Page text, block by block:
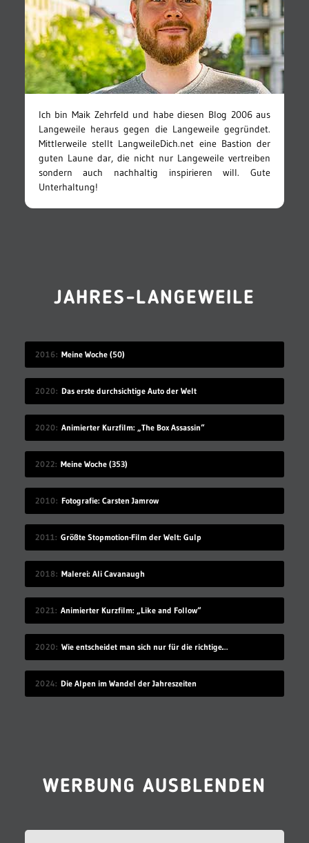
Ich bin Maik Zehrfeld und habe diesen Blog 2006 aus
Langeweile heraus gegen die Langeweile gegründet.
Mittlerweile stellt LangweileDich.net eine Bastion der
guten Laune dar, die nicht nur Langeweile vertreiben
sondern auch nachhaltig inspirieren will. Gute
Unterhaltung!
JAHRES-LANGEWEILE
2016 Meine Woche (50)
2020 Das erste durchsichtige Auto der Welt
2020 Animierter Kurzfilm: „The Box Assassin“
2022 Meine Woche (353)
2010 Fotografie: Carsten Jamrow
2011 Größte Stopmotion-Film der Welt: Gulp
2018 Malerei: Ali Cavanaugh
2021 Animierter Kurzfilm: „Like and Follow“
2020 Wie entscheidet man sich nur für die richtige Idee?
2024 Die Alpen im Wandel der Jahreszeiten
WERBUNG AUSBLENDEN